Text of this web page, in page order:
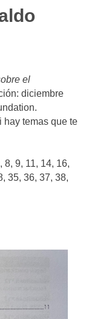
el
diciembre
hay temas que te
8, 9, 11, 14, 16,
35, 36, 37, 38,